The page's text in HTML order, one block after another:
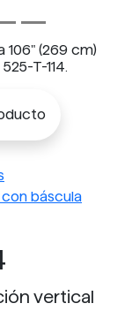
(269 cm)
T-114.
báscula
vertical